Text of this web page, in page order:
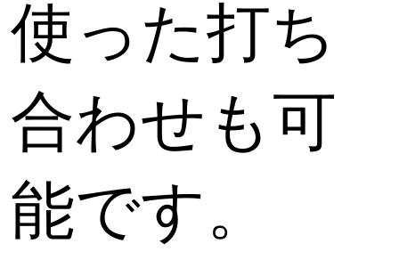
使った打ち
合わせも可
能です。